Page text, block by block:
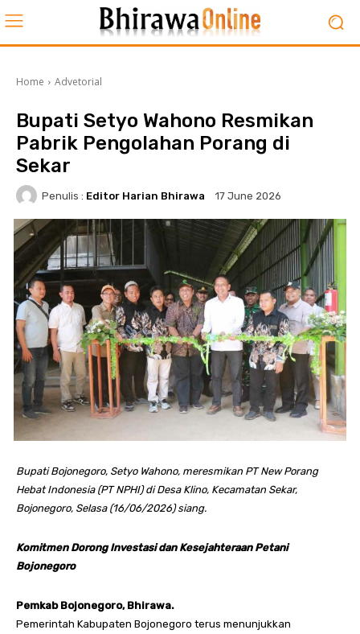
Home Advetorial
Bupati Setyo Wahono Resmikan
Pabrik Pengolahan Porang di
Sekar
Penulis : Editor Harian Bhirawa 17 June 2026
Bupati Bojonegoro, Setyo Wahono, meresmikan PT New Porang
Hebat Indonesia (PT NPHI) di Desa Klino, Kecamatan Sekar,
Bojonegoro, Selasa (16/06/2026) siang.
Komitmen Dorong Investasi dan Kesejahteraan Petani
Bojonegoro
Pemkab Bojonegoro, Bhirawa.
Pemerintah Kabupaten Bojonegoro terus menunjukkan